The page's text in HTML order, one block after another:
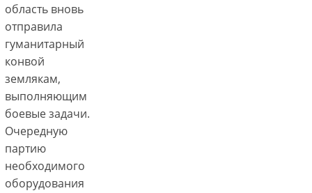
область вновь
отправила
гуманитарный
конвой
землякам,
выполняющим
боевые задачи.
Очередную
партию
необходимого
оборудования